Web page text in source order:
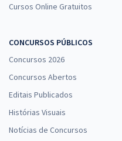
Cursos Online Gratuitos
CONCURSOS PÚBLICOS
Concursos 2026
Concursos Abertos
Editais Publicados
Histórias Visuais
Notícias de Concursos